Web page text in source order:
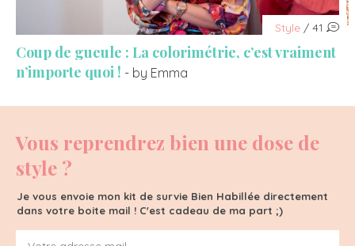
Style / 41
Coup de gueule : La colorimétrie, c’est vraiment
n’importe quoi ! - by Emma
Vous reprendrez bien une dose de
style ?
Je vous envoie mon kit de survie Bien Habillée directement
dans votre boite mail ! C'est cadeau de ma part ;)